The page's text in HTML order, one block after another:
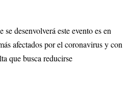
desenvolverá este evento es en
afectados por el coronavirus y con
que busca reducirse